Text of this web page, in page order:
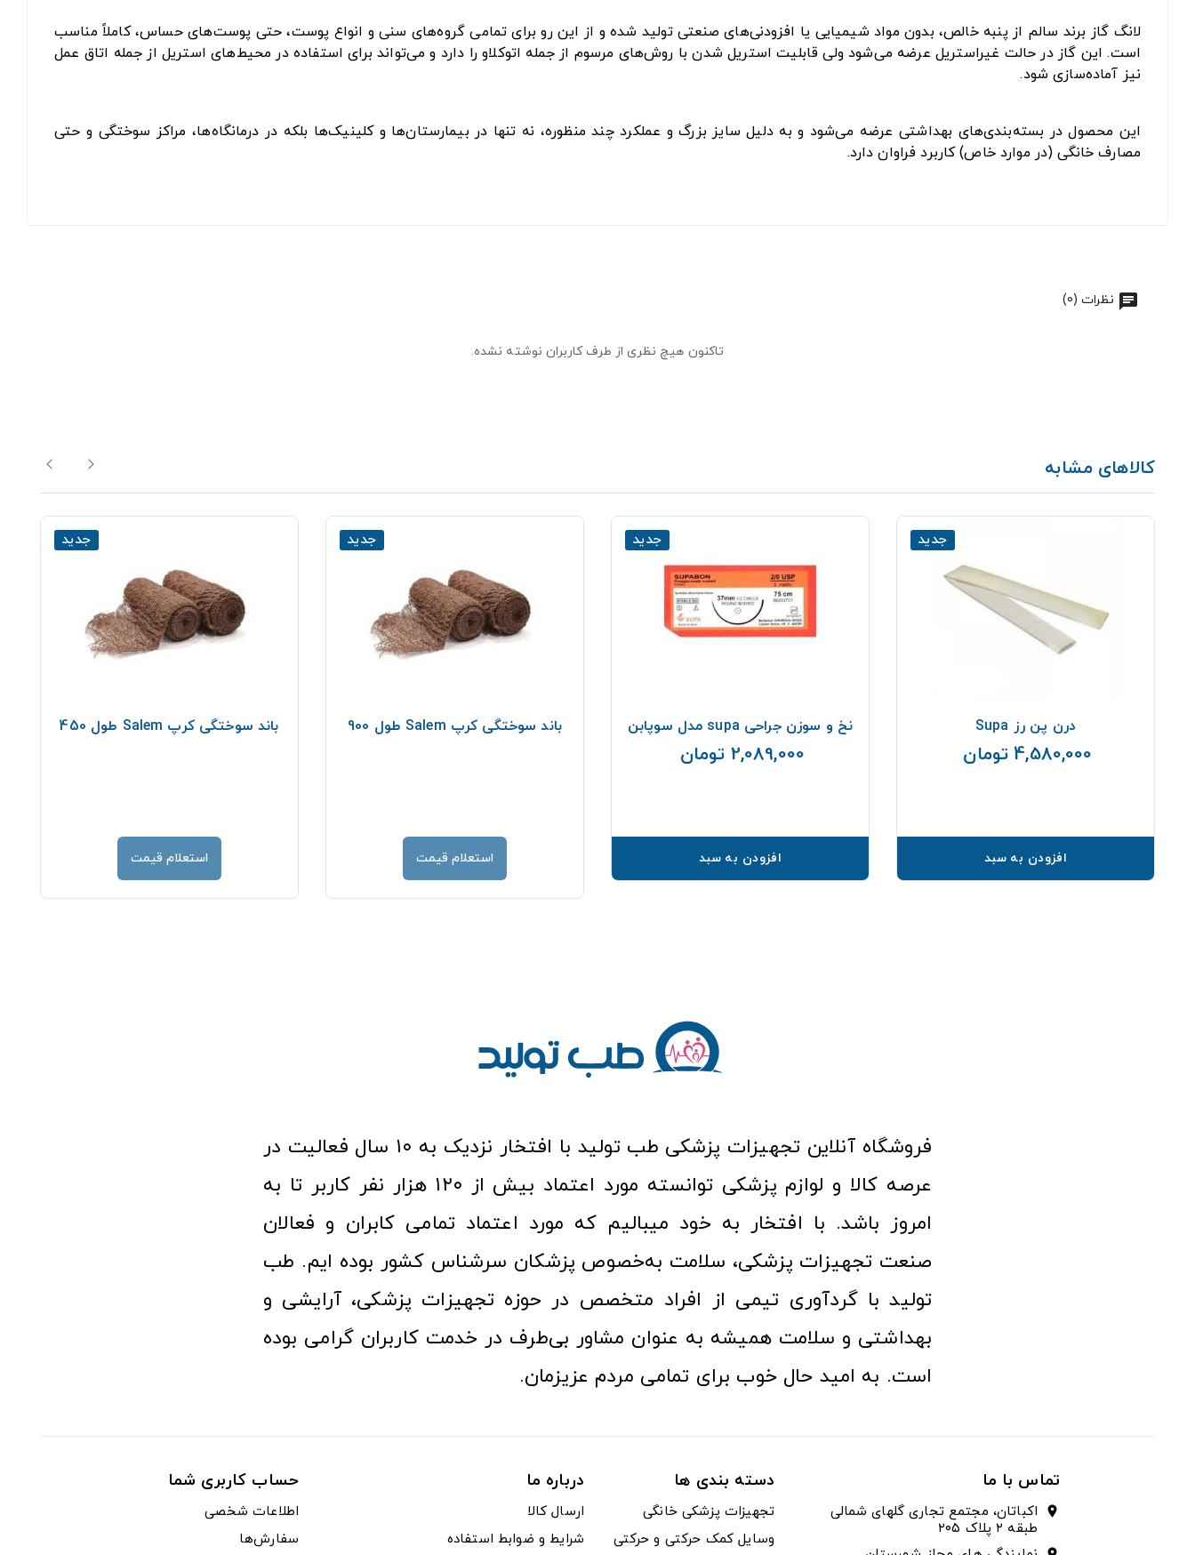
لانگ گاز برند سالم از پنبه خالص، بدون مواد شیمیایی یا افزودنی‌های صنعتی تولید شده و از این رو برای تمامی گروه‌های سنی و انواع پوست، حتی پوست‌های حساس، کاملاً مناسب
است. این گاز در حالت غیراستریل عرضه می‌شود ولی قابلیت استریل شدن با روش‌های مرسوم از جمله اتوکلاو را دارد و می‌تواند برای استفاده در محیط‌های استریل از جمله اتاق عمل
نیز آماده‌سازی شود.
این محصول در بسته‌بندی‌های بهداشتی عرضه می‌شود و به دلیل سایز بزرگ و عملکرد چند منظوره، نه تنها در بیمارستان‌ها و کلینیک‌ها بلکه در درمانگاه‌ها، مراکز سوختگی و حتی
مصارف خانگی (در موارد خاص) کاربرد فراوان دارد.
نظرات (0)
تاکنون هیچ نظری از طرف کاربران نوشته نشده.
کالاهای مشابه
جدید
درن پن رز Supa
4,580,000 تومان
افزودن به سبد
جدید
نخ و سوزن جراحی supa مدل سوپابن
2,089,000 تومان
افزودن به سبد
جدید
باند سوختگی كرپ Salem طول 900
استعلام قیمت
جدید
باند سوختگی كرپ Salem طول 450
استعلام قیمت
فروشگاه آنلاین تجهیزات پزشکی طب تولید با افتخار نزدیک به ۱۰ سال فعالیت در
عرصه کالا و لوازم پزشکی توانسته مورد اعتماد بیش از ۱۲۰ هزار نفر کاربر تا به
امروز باشد. با افتخار به خود میبالیم که مورد اعتماد تمامی کابران و فعالان
صنعت تجهیزات پزشکی، سلامت به‌خصوص پزشکان سرشناس کشور بوده ایم. طب
تولید با گردآوری تیمی از افراد متخصص در حوزه تجهیزات پزشکی، آرایشی و
بهداشتی و سلامت همیشه به عنوان مشاور بی‌طرف در خدمت کاربران گرامی بوده
است. به امید حال خوب برای تمامی مردم عزیزمان.
تماس با ما
location_on
اکباتان، مجتمع تجاری گلهای شمالی
طبقه ۲ پلاک ۲۰۵
دسته بندی ها
تجهیزات پزشکی خانگی
وسایل کمک حرکتی و حرکتی
درباره ما
ارسال کالا
شرایط و ضوابط استفاده
حساب کاربری شما
اطلاعات شخصی
سفارش‌ها